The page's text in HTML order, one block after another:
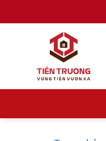
đến